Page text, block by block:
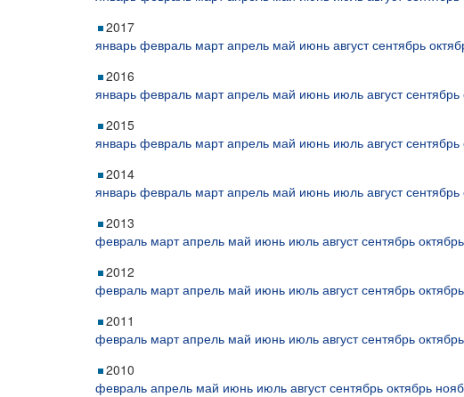
2017
январь февраль март апрель май июнь август сентябрь
2016
январь февраль март апрель май июнь июль август сентябрь
2015
январь февраль март апрель май июнь июль август сентябрь
2014
январь февраль март апрель май июнь июль август сентябрь
2013
февраль март апрель май июнь июль август сентябрь октябрь
2012
февраль март апрель май июнь июль август сентябрь октябрь
2011
февраль март апрель май июнь июль август сентябрь октябрь
2010
февраль апрель май июнь июль август сентябрь октябрь